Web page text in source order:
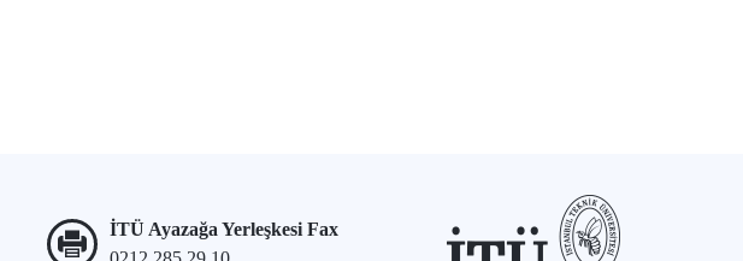
İTÜ Ayazağa Yerleşkesi Fax